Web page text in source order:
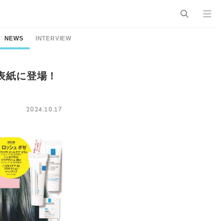
NEWS INTERVIEW
に登場！
2024.10.17